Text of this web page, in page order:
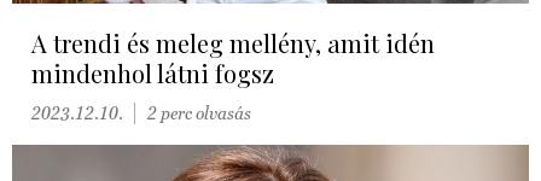
A trendi és meleg mellény, amit idén
mindenhol látni fogsz
2023.12.10. 2 perc olvasás